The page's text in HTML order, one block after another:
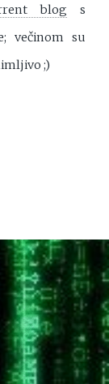
blog s
večinom su
;)